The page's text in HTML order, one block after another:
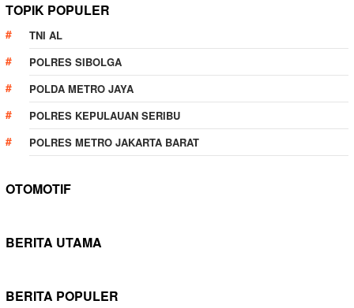
TOPIK POPULER
TNI AL
POLRES SIBOLGA
POLDA METRO JAYA
POLRES KEPULAUAN SERIBU
POLRES METRO JAKARTA BARAT
OTOMOTIF
BERITA UTAMA
BERITA POPULER